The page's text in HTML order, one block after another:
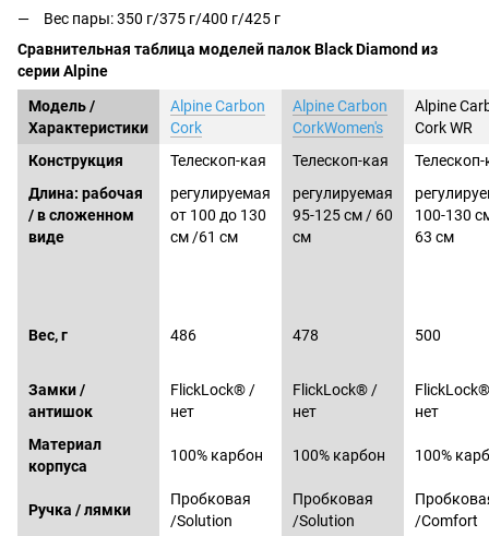
Вес пары: 350 г/375 г/400 г/425 г
Сравнительная таблица моделей палок Black Diamond из
серии Alpine
Модель /
Характеристики
Alpine Carbon
Cork
Alpine Carbon
CorkWomen's
Alpine
Cork WR
Конструкция
Телескоп-кая Телескоп-кая
Длина: рабочая
/ в сложенном
виде
регулируемая
от 100 до 130
см /61 см
регулируемая
95-125 см / 60
см
100-130
63 см
Вес, г 486 478 500
Замки /
антишок
FlickLock® /
нет
FlickLock® /
нет
нет
Материал
корпуса
100% карбон 100% карбон 100%
Ручка / лямки
Пробковая
/Solution
Пробковая
/Solution
/Comfort